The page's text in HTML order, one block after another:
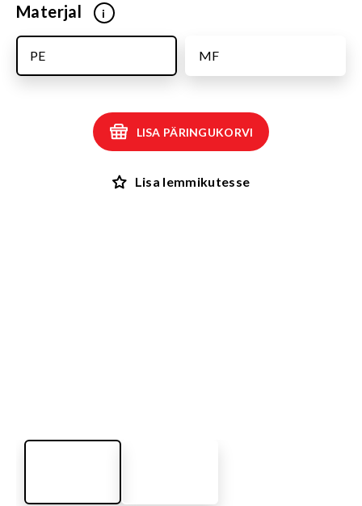
Materjal i
MF
PE
LISA PÄRINGUKORVI
Lisa lemmikutesse